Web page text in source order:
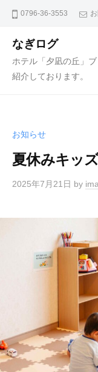
0796-36-3553
なぎログ
ホテル「夕凪の丘」
紹介しております。
お知らせ
夏休みキッ
2025年7月21日 by